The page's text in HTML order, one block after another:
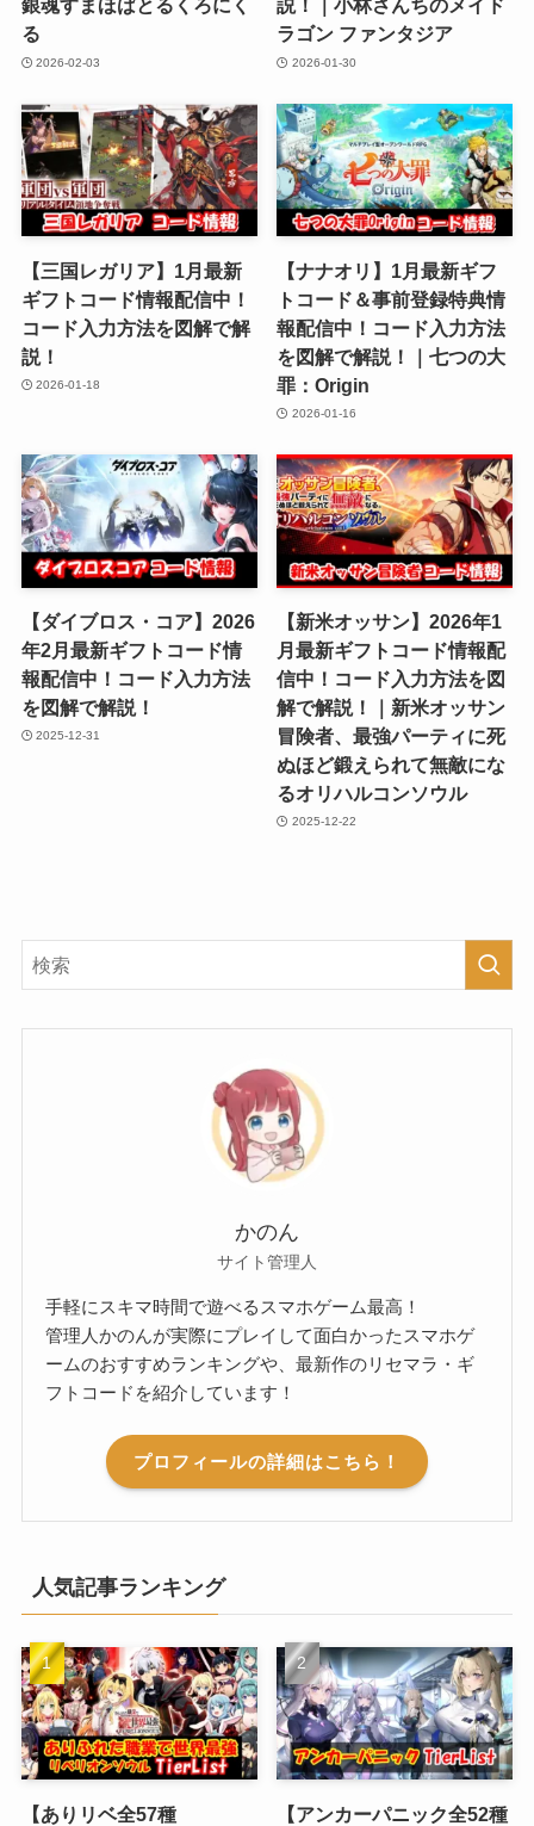
銀魂すまほばとるくろにく
る
2026-02-03
説！｜小林さんちのメイド
ラゴン ファンタジア
2026-01-30
【三国レガリア】1月最新
ギフトコード情報配信中！
コード入力方法を図解で解
説！
2026-01-18
【ナナオリ】1月最新ギフ
トコード＆事前登録特典情
報配信中！コード入力方法
を図解で解説！｜七つの大
罪：Origin
2026-01-16
【ダイブロス・コア】2026
年2月最新ギフトコード情
報配信中！コード入力方法
を図解で解説！
2025-12-31
【新米オッサン】2026年1
月最新ギフトコード情報配
信中！コード入力方法を図
解で解説！｜新米オッサン
冒険者、最強パーティに死
ぬほど鍛えられて無敵にな
るオリハルコンソウル
2025-12-22
かのん
サイト管理人
手軽にスキマ時間で遊べるスマホゲーム最高！
管理人かのんが実際にプレイして面白かったスマホゲ
ームのおすすめランキングや、最新作のリセマラ・ギ
フトコードを紹介しています！
プロフィールの詳細はこちら！
人気記事ランキング
【ありリベ全57種 【アンカーパニック全52種